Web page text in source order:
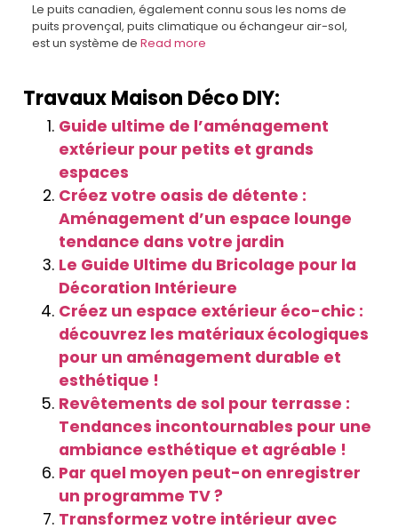
Le puits canadien, également connu sous les noms de
puits provençal, puits climatique ou échangeur air-sol,
est un système de Read more
Travaux Maison Déco DIY:
Guide ultime de l’aménagement
extérieur pour petits et grands
espaces
Créez votre oasis de détente :
Aménagement d’un espace lounge
tendance dans votre jardin
Le Guide Ultime du Bricolage pour la
Décoration Intérieure
Créez un espace extérieur éco-chic :
découvrez les matériaux écologiques
pour un aménagement durable et
esthétique !
Revêtements de sol pour terrasse :
Tendances incontournables pour une
ambiance esthétique et agréable !
Par quel moyen peut-on enregistrer
un programme TV ?
Transformez votre intérieur avec